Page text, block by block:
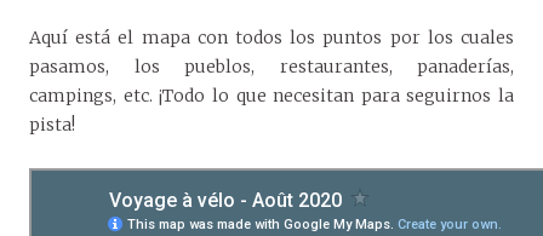
Aquí está el mapa con todos los puntos por los cuales
pasamos, los pueblos, restaurantes, panaderías,
campings, etc. ¡Todo lo que necesitan para seguirnos la
pista!